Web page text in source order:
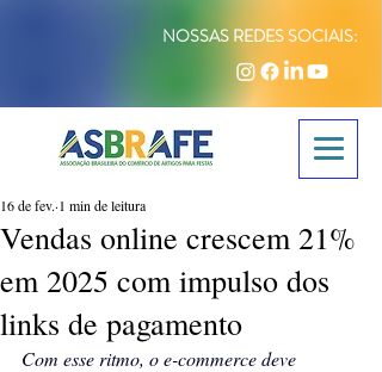
NOSSAS REDES SOCIAIS:
Vendas online crescem 21%
em 2025 com impulso dos
links de pagamento
16 de fev. 1 min de leitura
Com esse ritmo, o e-commerce deve